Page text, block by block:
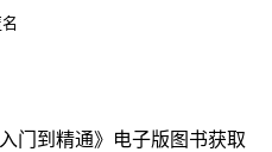
门到精通》电子版图书获取